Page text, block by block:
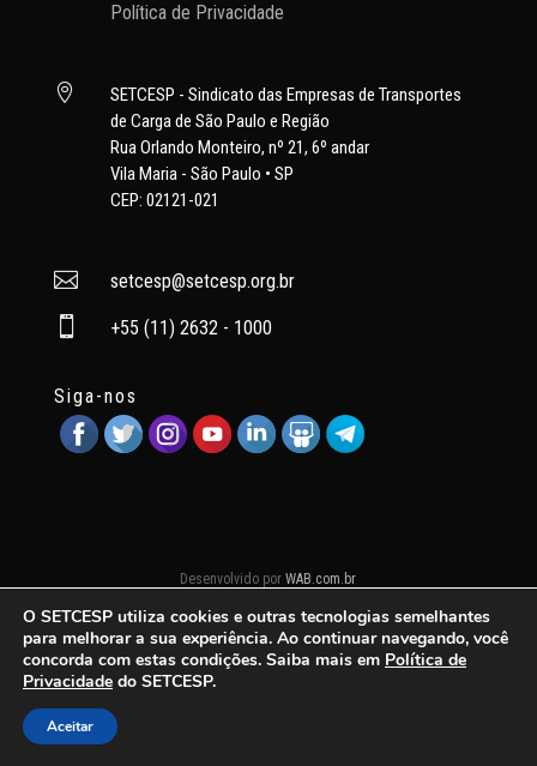
Política de Privacidade

SETCESP - Sindicato das Empresas de Transportes
de Carga de São Paulo e Região
Rua Orlando Monteiro, nº 21, 6º andar
Vila Maria - São Paulo • SP
CEP: 02121-021
 setcesp@setcesp.org.br
 +55 (11) 2632 - 1000
Siga-nos
Desenvolvido porWAB.com.br
O SETCESP utiliza cookies e outras tecnologias semelhantes
para melhorar a sua experiência. Ao continuar navegando, você
concorda com estas condições. Saiba mais em Política de
Privacidade do SETCESP.
Aceitar